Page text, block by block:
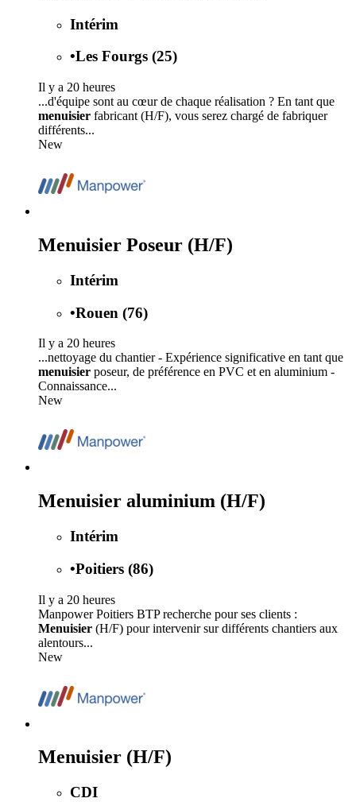
Intérim
•Les Fourgs (25)
Il y a 20 heures
...d'équipe sont au cœur de chaque réalisation ? En tant que
menuisier fabricant (H/F), vous serez chargé de fabriquer
différents...
New
Menuisier Poseur (H/F)
Intérim
•Rouen (76)
Il y a 20 heures
...nettoyage du chantier - Expérience significative en tant que
menuisier poseur, de préférence en PVC et en aluminium -
Connaissance...
New
Menuisier aluminium (H/F)
Intérim
•Poitiers (86)
Il y a 20 heures
Manpower Poitiers BTP recherche pour ses clients :
Menuisier (H/F) pour intervenir sur différents chantiers aux
alentours...
New
Menuisier (H/F)
CDI